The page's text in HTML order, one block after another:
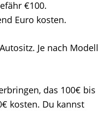
€100.
Euro kosten.
Je nach Modell
das 100€ bis
kosten. Du kannst